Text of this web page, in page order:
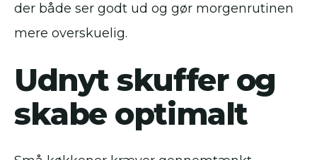
der både ser godt ud og gør morgenrutinen
mere overskuelig.
Udnyt skuffer og
skabe optimalt